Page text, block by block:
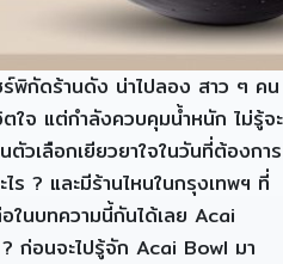
พิกัดร้านดัง น่าไปลอง สาว ๆ คน
ใจ แต่กำลังควบคุมน้ำหนัก ไม่รู้จะ
วเลือกเยียวยาใจในวันที่ต้องการ
? และมีร้านไหนในกรุงเทพฯ ที่
ในบทความนี้กันได้เลย Acai
ก่อนจะไปรู้จัก Acai Bowl มา